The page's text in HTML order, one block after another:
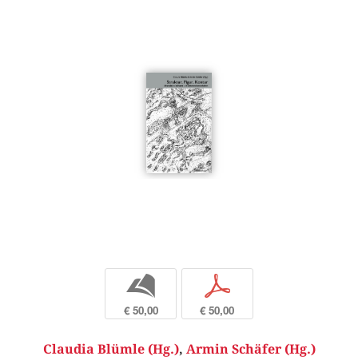
b
€ 50,00
p
€ 50,00
Claudia Blümle (Hg.), Armin Schäfer (Hg.)